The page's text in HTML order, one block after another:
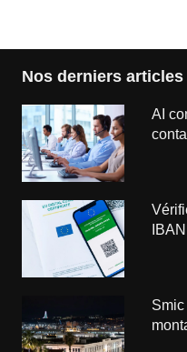
Nos derniers articles
AI